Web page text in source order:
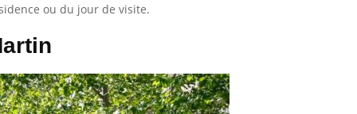
ou du jour de visite.